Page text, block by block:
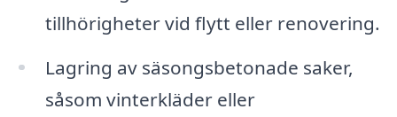
tillhörigheter vid flytt eller renovering.
Lagring av säsongsbetonade saker,
såsom vinterkläder eller